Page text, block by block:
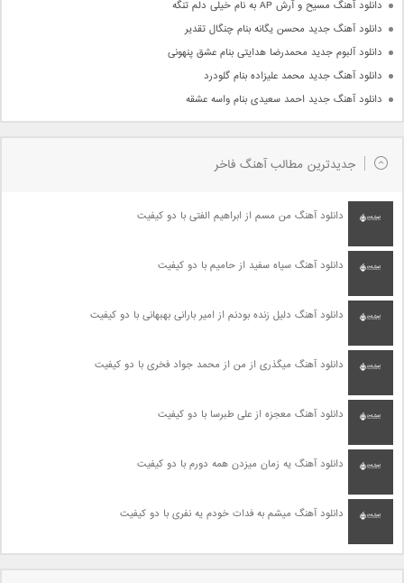
دانلود آهنگ مسیح و آرش AP به نام خیلی دلم تنگه
دانلود آهنگ جدید محسن یگانه بنام چنگال تقدیر
دانلود آلبوم جدید محمدرضا هدایتی بنام عشق پنهونی
دانلود آهنگ جدید محمد علیزاده بنام گلودرد
دانلود آهنگ جدید احمد سعیدی بنام واسه عشقه
جدیدترین مطالب آهنگ فاخر
دانلود آهنگ من مسم از ابراهیم الفتی با دو کیفیت
دانلود آهنگ سیاه سفید از حامیم با دو کیفیت
دانلود آهنگ دلیل زنده بودنم از امیر بارانی بهبهانی با دو کیفیت
دانلود آهنگ میگذری از من از محمد جواد فخری با دو کیفیت
دانلود آهنگ معجزه از علی طبرسا با دو کیفیت
دانلود آهنگ یه زمان میزدن همه دورم با دو کیفیت
دانلود آهنگ میشم به فدات خودم یه نفری با دو کیفیت